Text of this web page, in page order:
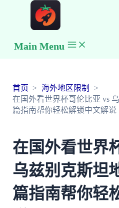
Main Menu
首页
海外地区限制
在国外看世界杯哥伦比亚 vs
篇指南帮你轻松解锁中文解说
在国外看世界
乌兹别克斯坦
篇指南帮你轻